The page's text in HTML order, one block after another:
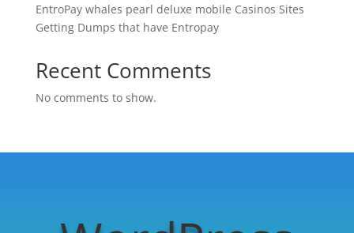
EntroPay whales pearl deluxe mobile Casinos Sites
Getting Dumps that have Entropay
Recent Comments
No comments to show.